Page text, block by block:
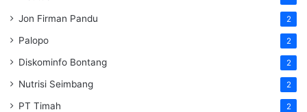
Jon Firman Pandu 2
Palopo 2
Diskominfo Bontang 2
Nutrisi Seimbang 2
PT Timah 2